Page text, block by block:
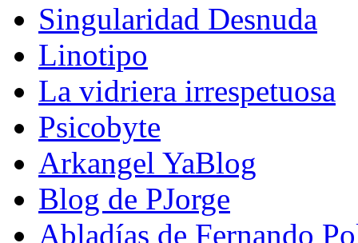
Singularidad Desnuda
Linotipo
La vidriera irrespetuosa
Psicobyte
Arkangel YaBlog
Blog de PJorge
Abladías de Fernando